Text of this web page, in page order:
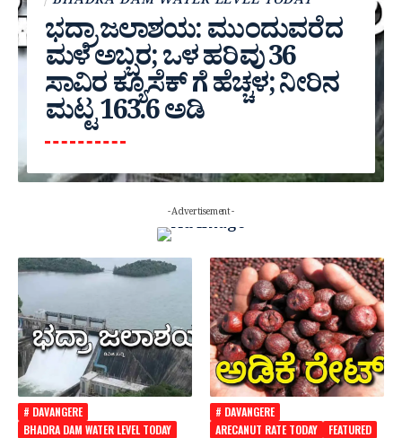
ಭದ್ರಾ ಜಲಾಶಯ: ಮುಂದುವರೆದ
ಮಳೆ ಅಬ್ಬರ; ಒಳ ಹರಿವು 36
ಸಾವಿರ‌ ಕ್ಯೂಸೆಕ್ ಗೆ ಹೆಚ್ಚಳ; ನೀರಿನ
ಮಟ್ಟ 163.6 ಅಡಿ
- Advertisement -
# DAVANGERE
BHADRA DAM WATER LEVEL TODAY
# DAVANGERE
ARECANUT RATE TODAY
FEATURED